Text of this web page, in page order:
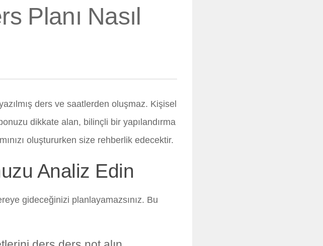
Planı Nasıl
ders ve saatlerden oluşmaz. Kişisel
dikkate alan, bilinçli bir yapılandırma
oluştururken size rehberlik edecektir.
Analiz Edin
gideceğinizi planlayamazsınız. Bu